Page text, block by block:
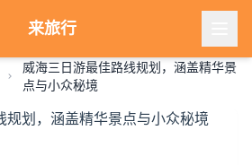
来旅行
威海三日游最佳路线规划，涵盖精华景
点与小众秘境